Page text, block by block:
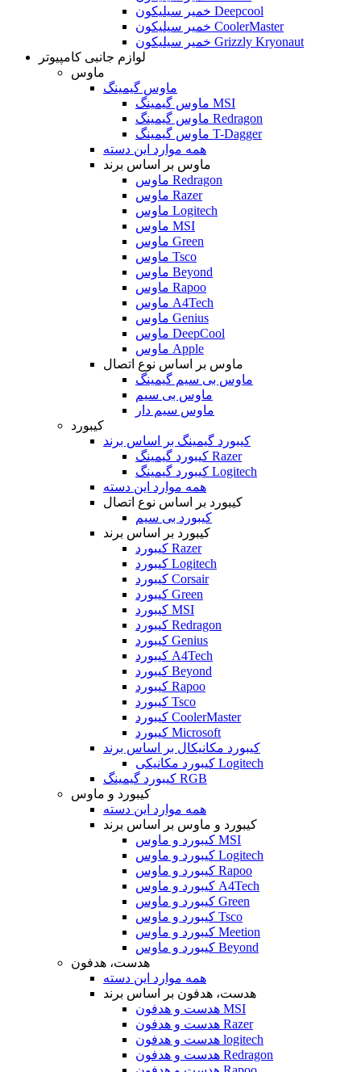
خمیر سیلیکون Deepcool
خمیر سیلیکون CoolerMaster
خمیر سیلیکون Grizzly Kryonaut
لوازم جانبی کامپیوتر
ماوس
ماوس گیمینگ
ماوس گیمینگ MSI
ماوس گیمینگ Redragon
ماوس گیمینگ T-Dagger
همه موارد این دسته
ماوس بر اساس برند
ماوس Redragon
ماوس Razer
ماوس Logitech
ماوس MSI
ماوس Green
ماوس Tsco
ماوس Beyond
ماوس Rapoo
ماوس A4Tech
ماوس Genius
ماوس DeepCool
ماوس Apple
ماوس بر اساس نوع اتصال
ماوس بی سیم گیمینگ
ماوس بی سیم
ماوس سیم دار
کیبورد
کیبورد گیمینگ بر اساس برند
کیبورد گیمینگ Razer
کیبورد گیمینگ Logitech
همه موارد این دسته
کیبورد بر اساس نوع اتصال
کیبورد بی سیم
کیبورد بر اساس برند
کیبورد Razer
کیبورد Logitech
کیبورد Corsair
کیبورد Green
کیبورد MSI
کیبورد Redragon
کیبورد Genius
کیبورد A4Tech
کیبورد Beyond
کیبورد Rapoo
کیبورد Tsco
کیبورد CoolerMaster
کیبورد Microsoft
کیبورد مکانیکال بر اساس برند
کیبورد مکانیکی Logitech
کیبورد گیمینگ RGB
کیبورد و ماوس
همه موارد این دسته
کیبورد و ماوس بر اساس برند
کیبورد و ماوس MSI
کیبورد و ماوس Logitech
کیبورد و ماوس Rapoo
کیبورد و ماوس A4Tech
کیبورد و ماوس Green
کیبورد و ماوس Tsco
کیبورد و ماوس Meetion
کیبورد و ماوس Beyond
هدست، هدفون
همه موارد این دسته
هدست، هدفون بر اساس برند
هدست و هدفون MSI
هدست و هدفون Razer
هدست و هدفون logitech
هدست و هدفون Redragon